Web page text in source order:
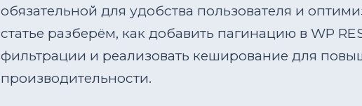
обязательной для удобства пользователя и
статье разберём, как добавить пагинацию в WP
фильтрации и реализовать кеширование для
производительности.